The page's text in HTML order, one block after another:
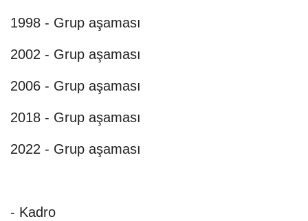
1998 - Grup aşaması
2002 - Grup aşaması
2006 - Grup aşaması
2018 - Grup aşaması
2022 - Grup aşaması
- Kadro